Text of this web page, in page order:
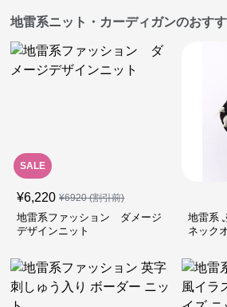
地雷系ニット・カーディガンのおす
SALE
¥6,220 ¥6920(割引前)
地雷系ファッション ダメージ
デザインニット
地雷系
ネック